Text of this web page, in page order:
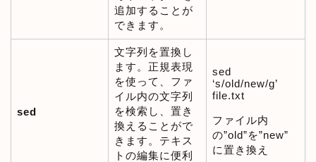
追加することが
できます。
sed
文字列を置換し
ます。正規表現
を使って、ファ
イル内の文字列
を検索し、置き
換えることがで
きます。テキス
トの編集に便利
sed
‘s/old/new/g’
file.txt
ファイル内
の”old”を”new”
に置き換え